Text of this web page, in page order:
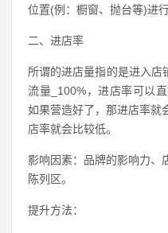
位置(例：橱窗、抛台等)进
二、进店率
所谓的进店量指的是进入店
流量_100%，进店率可以
如果营造好了，那进店率就
店率就会比较低。
影响因素：品牌的影响力、
陈列区。
提升方法：